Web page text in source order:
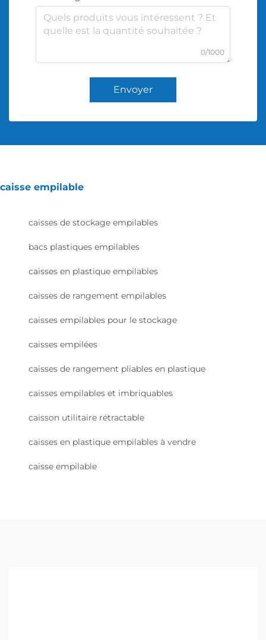
0/1000
Envoyer
caisse empilable
caisses de stockage empilables
bacs plastiques empilables
caisses en plastique empilables
caisses de rangement empilables
caisses empilables pour le stockage
caisses empilées
caisses de rangement pliables en plastique
caisses empilables et imbriquables
caisson utilitaire rétractable
caisses en plastique empilables à vendre
caisse empilable